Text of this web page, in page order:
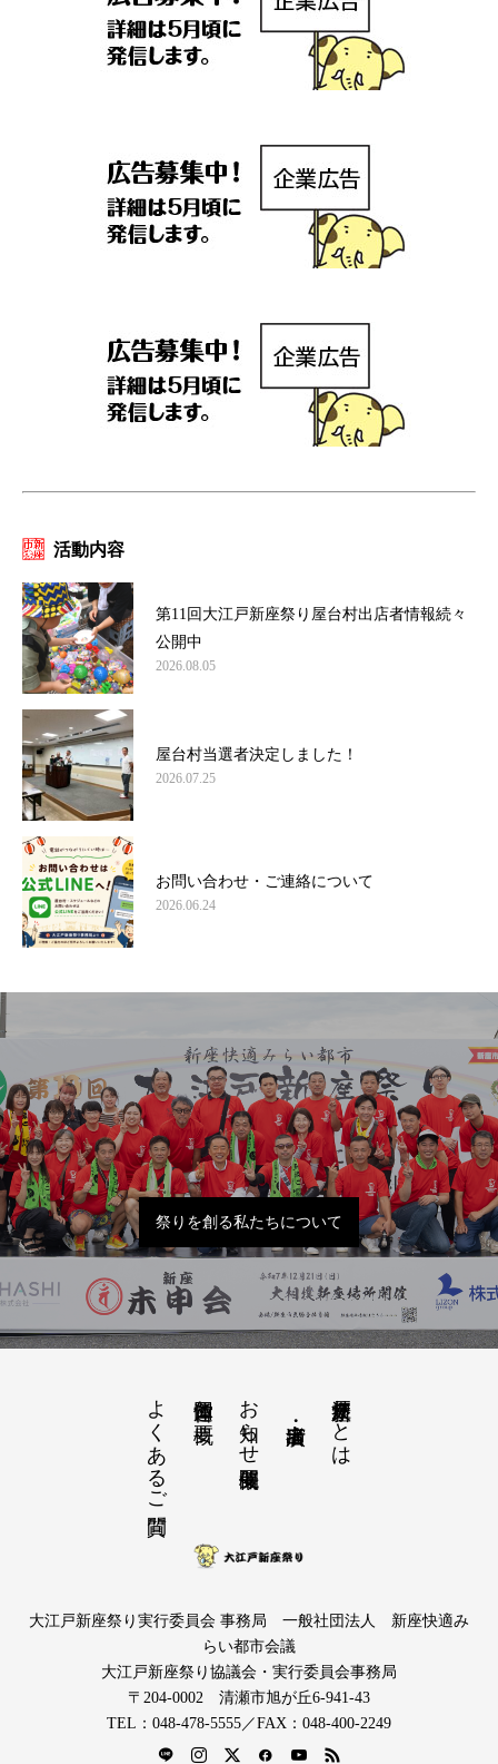
活動内容
第11回大江戸新座祭り屋台村出店者情報続々
公開中
2026.08.05
屋台村当選者決定しました！
2026.07.25
お問い合わせ・ご連絡について
2026.06.24
祭りを創る私たちについて
大江戸新座祭りとは
お知らせ開催概要
運営団体と概要
よくあるご質問
大江戸新座祭り実行委員会 事務局 一般社団法人 新座快適み
らい都市会議
大江戸新座祭り協議会・実行委員会事務局
〒204-0002 清瀬市旭が丘6-941-43
TEL：048-478-5555／FAX：048-400-2249